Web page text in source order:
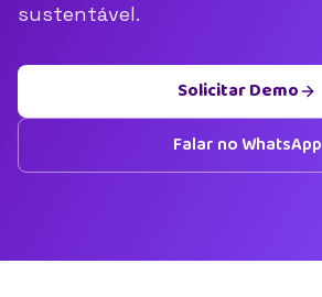
sustentável.
Solicitar Demo
Falar no WhatsApp